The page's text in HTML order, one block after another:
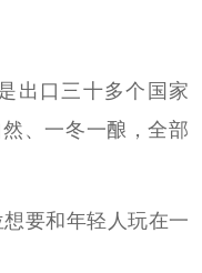
出口三十多个国家
、一冬一酿，全部
要和年轻人玩在一